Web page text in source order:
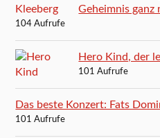
Geheimnis ganz
104 Aufrufe
Hero Kind, der
101 Aufrufe
Das beste Konzert: Fats
101 Aufrufe